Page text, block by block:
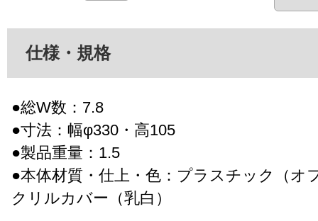
仕様・規格
●総W数：7.8
●寸法：幅φ330・高105
●製品重量：1.5
●本体材質・仕上・色：プラスチック（オ
クリルカバー（乳白）